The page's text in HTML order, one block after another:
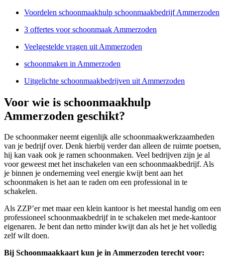
Voordelen schoonmaakhulp schoonmaakbedrijf Ammerzoden
3 offertes voor schoonmaak Ammerzoden
Veelgestelde vragen uit Ammerzoden
schoonmaken in Ammerzoden
Uitgelichte schoonmaakbedrijven uit Ammerzoden
Voor wie is schoonmaakhulp
Ammerzoden geschikt?
De schoonmaker neemt eigenlijk alle schoonmaakwerkzaamheden
van je bedrijf over. Denk hierbij verder dan alleen de ruimte poetsen,
hij kan vaak ook je ramen schoonmaken. Veel bedrijven zijn je al
voor geweest met het inschakelen van een schoonmaakbedrijf. Als
je binnen je onderneming veel energie kwijt bent aan het
schoonmaken is het aan te raden om een professional in te
schakelen.
Als ZZP’er met maar een klein kantoor is het meestal handig om een
professioneel schoonmaakbedrijf in te schakelen met mede-kantoor
eigenaren. Je bent dan netto minder kwijt dan als het je het volledig
zelf wilt doen.
Bij Schoonmaakkaart kun je in Ammerzoden terecht voor: